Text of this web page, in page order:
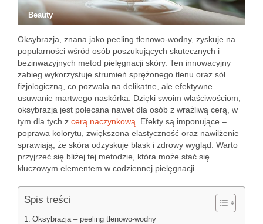
Beauty
Oksybrazja, znana jako peeling tlenowo-wodny, zyskuje na
popularności wśród osób poszukujących skutecznych i
bezinwazyjnych metod pielęgnacji skóry. Ten innowacyjny
zabieg wykorzystuje strumień sprężonego tlenu oraz sól
fizjologiczną, co pozwala na delikatne, ale efektywne
usuwanie martwego naskórka. Dzięki swoim właściwościom,
oksybrazja jest polecana nawet dla osób z wrażliwą cerą, w
tym dla tych z cerą naczynkową . Efekty są imponujące –
poprawa kolorytu, zwiększona elastyczność oraz nawilżenie
sprawiają, że skóra odzyskuje blask i zdrowy wygląd. Warto
przyjrzeć się bliżej tej metodzie, która może stać się
kluczowym elementem w codziennej pielęgnacji.
Spis treści
Oksybrazja – peeling tlenowo-wodny